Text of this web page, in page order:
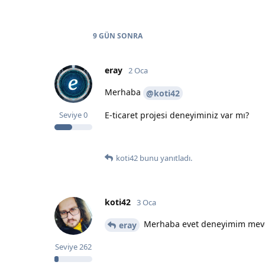
9 GÜN SONRA
eray
Seviye0
2 Oca
Merhaba @koti42
E-ticaret projesi deneyiminiz var mı?
koti42 bunu yanıtladı.
koti42
Seviye262
3 Oca
eray Merhaba evet deneyimim